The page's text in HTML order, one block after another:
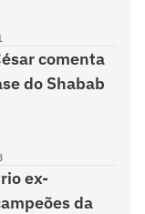
comenta
do Shabab
ex-
da